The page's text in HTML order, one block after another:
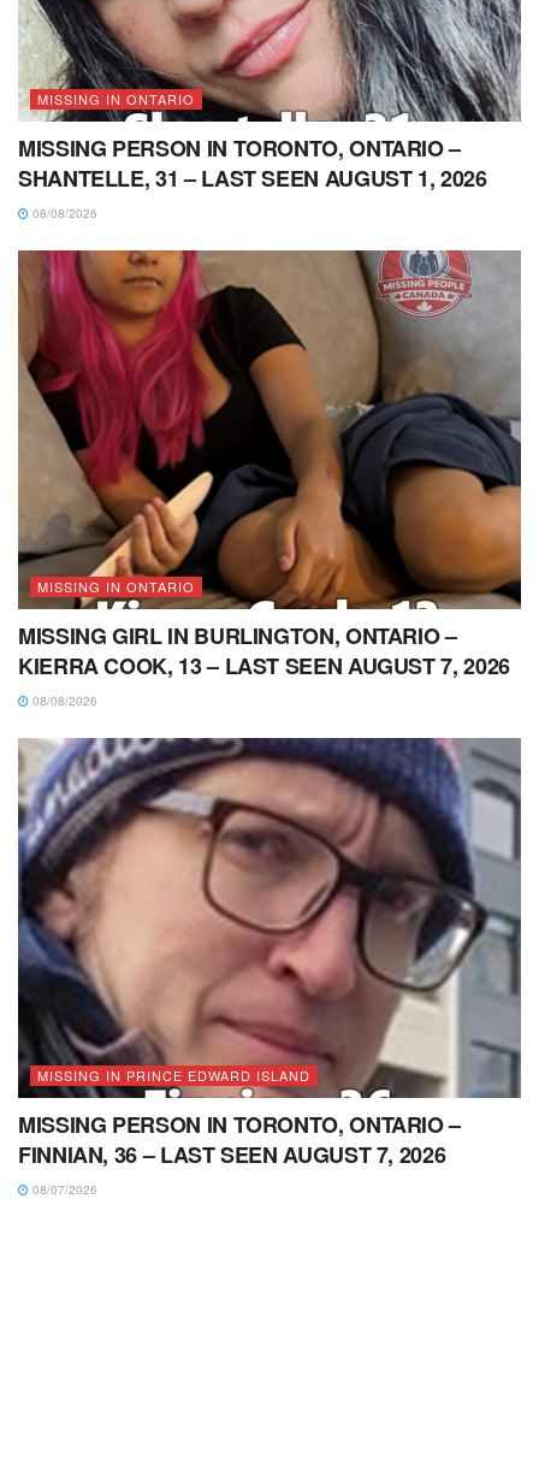
MISSING IN ONTARIO
MISSING PERSON IN TORONTO, ONTARIO –
SHANTELLE, 31 – LAST SEEN AUGUST 1, 2026
08/08/2026
MISSING IN ONTARIO
MISSING GIRL IN BURLINGTON, ONTARIO –
KIERRA COOK, 13 – LAST SEEN AUGUST 7, 2026
08/08/2026
MISSING IN PRINCE EDWARD ISLAND
MISSING PERSON IN TORONTO, ONTARIO –
FINNIAN, 36 – LAST SEEN AUGUST 7, 2026
08/07/2026